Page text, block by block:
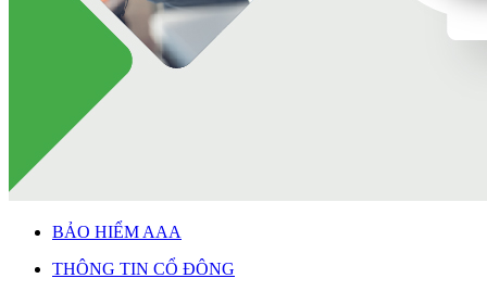
BẢO HIỂM AAA
THÔNG TIN CỔ ĐÔNG